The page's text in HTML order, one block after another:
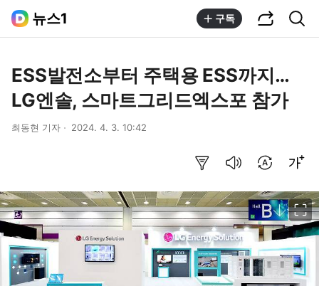
뉴스1 구독
ESS발전소부터 주택용 ESS까지…
LG엔솔, 스마트그리드엑스포 참가
최동현 기자 2024. 4. 3. 10:42